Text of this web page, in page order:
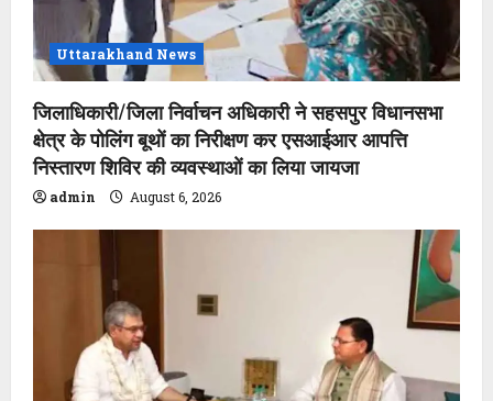
n Uttarakhand News
जिलाधिकारी/जिला निर्वाचन अधिकारी ने सहसपुर विधानसभा
क्षेत्र के पोलिंग बूथों का निरीक्षण कर एसआईआर आपत्ति
निस्तारण शिविर की व्यवस्थाओं का लिया जायजा
admin August 6, 2026